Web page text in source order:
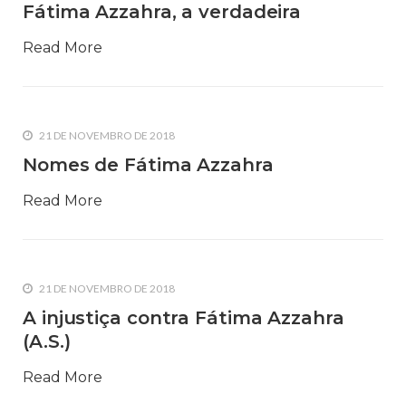
Fátima Azzahra, a verdadeira
Read More
21 DE NOVEMBRO DE 2018
Nomes de Fátima Azzahra
Read More
21 DE NOVEMBRO DE 2018
A injustiça contra Fátima Azzahra
(A.S.)
Read More